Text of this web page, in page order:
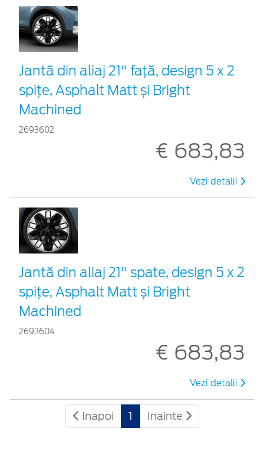
Jantă din aliaj 21" față, design 5 x 2
spițe, Asphalt Matt și Bright
Machined
2693602
€ 683,83
Vezi detalii
Jantă din aliaj 21" spate, design 5 x 2
spițe, Asphalt Matt și Bright
Machined
2693604
€ 683,83
Vezi detalii
Inapoi 1 Inainte